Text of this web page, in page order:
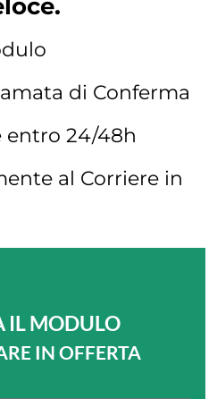
di Conferma
entro 24/48h
al Corriere in
IL MODULO
IN OFFERTA